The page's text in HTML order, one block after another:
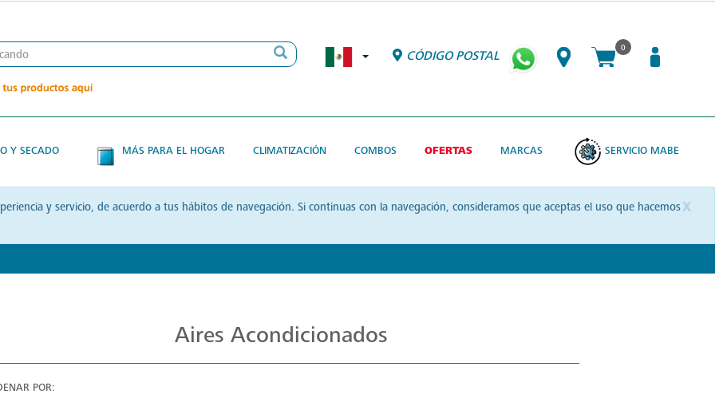
CÓDIGO POSTAL
0
Y SECADO MÁS PARA EL HOGAR CLIMATIZACIÓN COMBOS OFERTAS MARCAS SERVICIO MABE
x
y servicio, de acuerdo a tus hábitos de navegación. Si continuas con la navegación, consideramos que aceptas el uso que hacemos
Aires Acondicionados
POR: